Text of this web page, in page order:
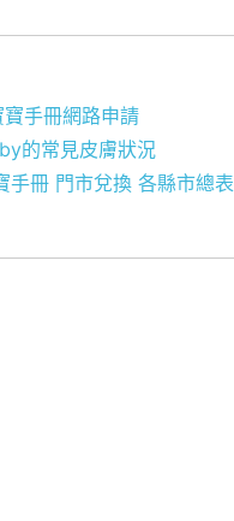
手冊網路申請
的常見皮膚狀況
手冊 門市兌換 各縣市總表